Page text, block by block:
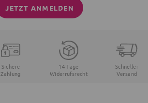
JETZT ANMELDEN
Sichere
Zahlung
14 Tage
Widerrufsrecht
Schneller
Versand